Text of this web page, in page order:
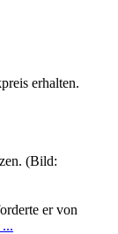
erhalten.
(Bild:
er von